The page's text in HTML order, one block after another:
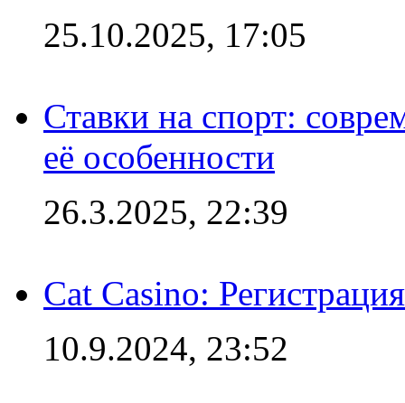
25.10.2025, 17:05
Ставки на спорт:
её особенности
26.3.2025, 22:39
Cat Casino:
10.9.2024, 23:52